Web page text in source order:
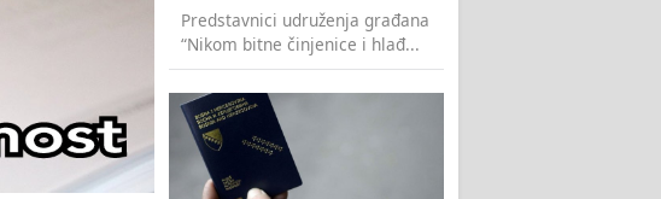
Predstavnici udruženja građana
“Nikom bitne činjenice i hlađ...